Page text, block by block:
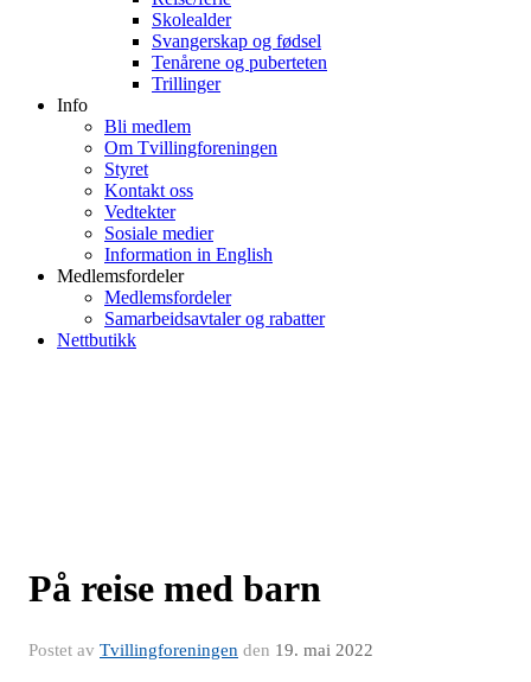
Skolealder
Svangerskap og fødsel
Tenårene og puberteten
Trillinger
Info
Bli medlem
Om Tvillingforeningen
Styret
Kontakt oss
Vedtekter
Sosiale medier
Information in English
Medlemsfordeler
Medlemsfordeler
Samarbeidsavtaler og rabatter
Nettbutikk
På reise med barn
Postet av Tvillingforeningen den 19. mai 2022